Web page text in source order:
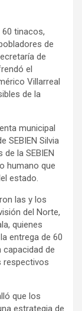
tinacos,
de
de
el
Villarreal
de la
municipal
SEBIEN Silvia
la SEBIEN
humano que
estado.
las y los
del Norte,
quienes
entrega de 60
de
respectivos
que los
estrategia de